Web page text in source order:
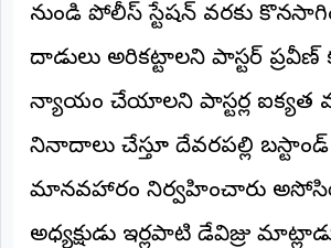
క్రీడలు
అంతర్జాతీయం
ఆర్టీఐ
రిపోర్టర్స్
నుండి పోలీస్ స్టేషన్ వరకు
దాడులు అరికట్టాలని పాస్టర్ ప్రవీణ్
న్యాయం చేయాలని పాస్టర్ల ఐక్యత
నినాదాలు చేస్తూ దేవరపల్లి బస్టాండ్
మానవహారం నిర్వహించారు
అధ్యక్షుడు ఇర్లపాటి డేవిడ్రాజు